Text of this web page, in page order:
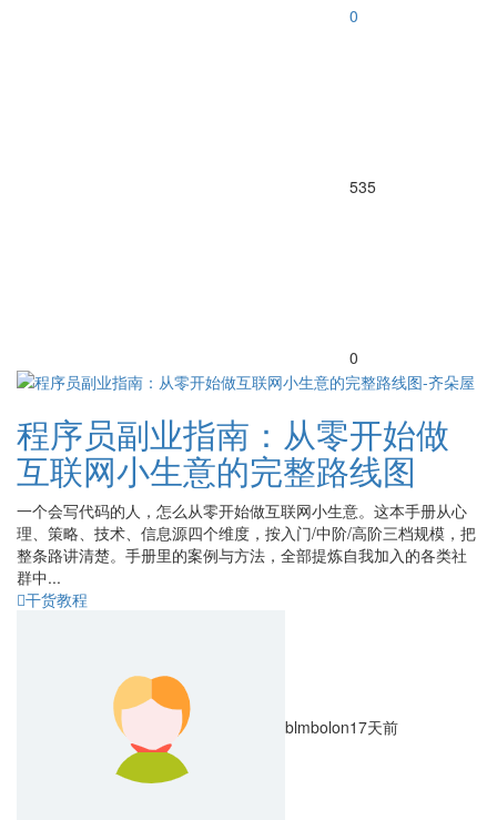
0
535
0
程序员副业指南：从零开始做
互联网小生意的完整路线图
一个会写代码的人，怎么从零开始做互联网小生意。这本手册从心
理、策略、技术、信息源四个维度，按入门/中阶/高阶三档规模，把
整条路讲清楚。手册里的案例与方法，全部提炼自我加入的各类社
群中...
干货教程
blmbolon17天前